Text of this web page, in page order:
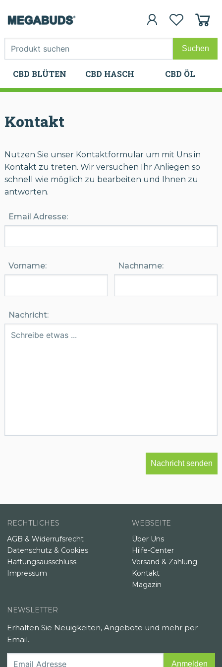
CBD BLÜTEN CBD HASCH CBD ÖL
CBD BLÜTEN CBD HASCH CBD ÖL
Kontakt
Nutzen Sie unser Kontaktformular um mit Uns in
Kontakt zu treten. Wir versuchen Ihr Anliegen so
schnell wie möglich zu bearbeiten und Ihnen zu
antworten.
Email Adresse:
Vorname: Nachname:
Nachricht:
RECHTLICHES
AGB & Widerrufsrecht
Datenschutz & Cookies
Haftungsausschluss
Impressum
WEBSEITE
Über Uns
Hilfe-Center
Versand & Zahlung
Kontakt
Magazin
NEWSLETTER
Erhalten Sie Neuigkeiten, Angebote und mehr per
Email.